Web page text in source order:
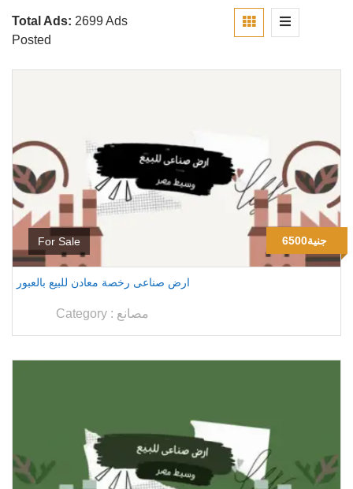
Total Ads: 2699 Ads
Posted
For Sale 6500جنية
ارض صناعى رخصة معادن للبيع بالعبور
Category : مصانع